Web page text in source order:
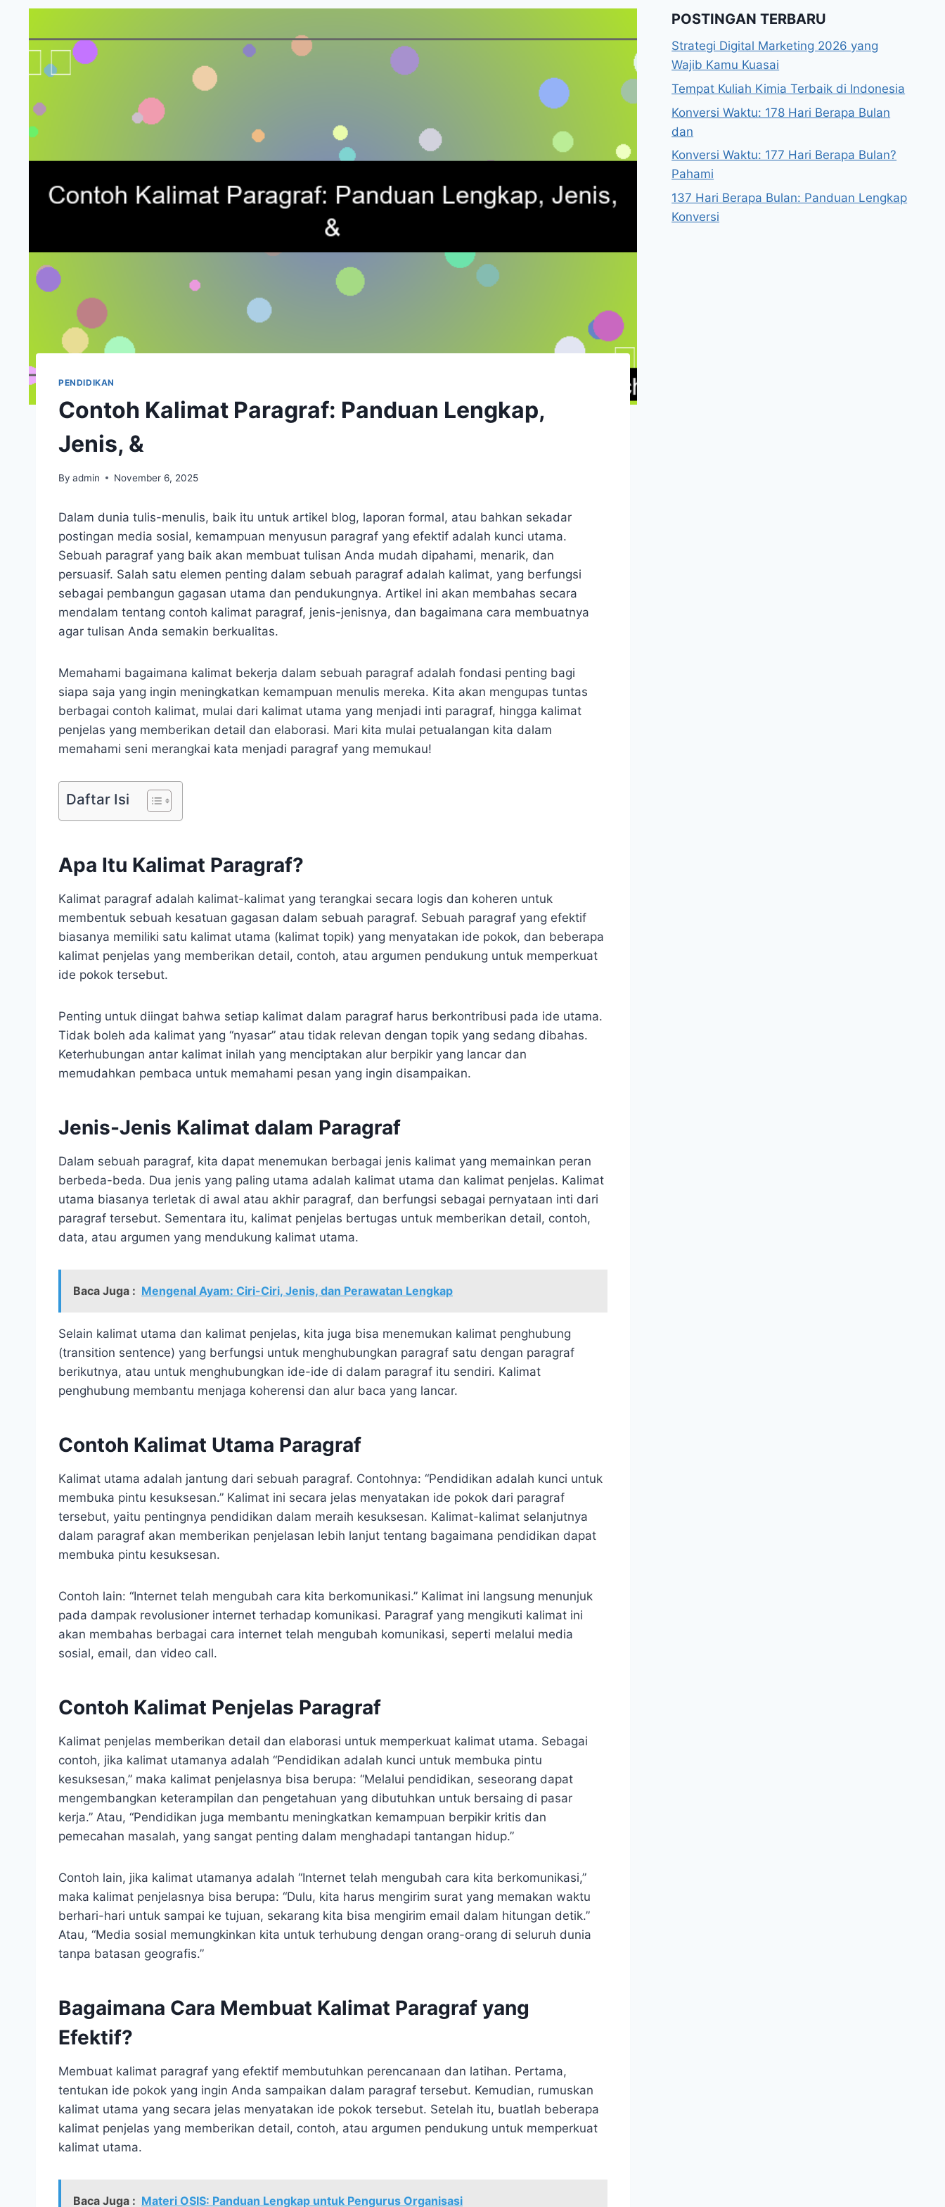
PENDIDIKAN
Contoh Kalimat Paragraf: Panduan Lengkap,
Jenis, &
By admin November 6, 2025
Dalam dunia tulis-menulis, baik itu untuk artikel blog, laporan formal, atau bahkan sekadar
postingan media sosial, kemampuan menyusun paragraf yang efektif adalah kunci utama.
Sebuah paragraf yang baik akan membuat tulisan Anda mudah dipahami, menarik, dan
persuasif. Salah satu elemen penting dalam sebuah paragraf adalah kalimat, yang berfungsi
sebagai pembangun gagasan utama dan pendukungnya. Artikel ini akan membahas secara
mendalam tentang contoh kalimat paragraf, jenis-jenisnya, dan bagaimana cara membuatnya
agar tulisan Anda semakin berkualitas.
Memahami bagaimana kalimat bekerja dalam sebuah paragraf adalah fondasi penting bagi
siapa saja yang ingin meningkatkan kemampuan menulis mereka. Kita akan mengupas tuntas
berbagai contoh kalimat, mulai dari kalimat utama yang menjadi inti paragraf, hingga kalimat
penjelas yang memberikan detail dan elaborasi. Mari kita mulai petualangan kita dalam
memahami seni merangkai kata menjadi paragraf yang memukau!
Daftar Isi
Apa Itu Kalimat Paragraf?
Kalimat paragraf adalah kalimat-kalimat yang terangkai secara logis dan koheren untuk
membentuk sebuah kesatuan gagasan dalam sebuah paragraf. Sebuah paragraf yang efektif
biasanya memiliki satu kalimat utama (kalimat topik) yang menyatakan ide pokok, dan beberapa
kalimat penjelas yang memberikan detail, contoh, atau argumen pendukung untuk memperkuat
ide pokok tersebut.
Penting untuk diingat bahwa setiap kalimat dalam paragraf harus berkontribusi pada ide utama.
Tidak boleh ada kalimat yang “nyasar” atau tidak relevan dengan topik yang sedang dibahas.
Keterhubungan antar kalimat inilah yang menciptakan alur berpikir yang lancar dan
memudahkan pembaca untuk memahami pesan yang ingin disampaikan.
Jenis-Jenis Kalimat dalam Paragraf
Dalam sebuah paragraf, kita dapat menemukan berbagai jenis kalimat yang memainkan peran
berbeda-beda. Dua jenis yang paling utama adalah kalimat utama dan kalimat penjelas. Kalimat
utama biasanya terletak di awal atau akhir paragraf, dan berfungsi sebagai pernyataan inti dari
paragraf tersebut. Sementara itu, kalimat penjelas bertugas untuk memberikan detail, contoh,
data, atau argumen yang mendukung kalimat utama.
Baca Juga : Mengenal Ayam: Ciri-Ciri, Jenis, dan Perawatan Lengkap
Selain kalimat utama dan kalimat penjelas, kita juga bisa menemukan kalimat penghubung
(transition sentence) yang berfungsi untuk menghubungkan paragraf satu dengan paragraf
berikutnya, atau untuk menghubungkan ide-ide di dalam paragraf itu sendiri. Kalimat
penghubung membantu menjaga koherensi dan alur baca yang lancar.
Contoh Kalimat Utama Paragraf
Kalimat utama adalah jantung dari sebuah paragraf. Contohnya: “Pendidikan adalah kunci untuk
membuka pintu kesuksesan.” Kalimat ini secara jelas menyatakan ide pokok dari paragraf
tersebut, yaitu pentingnya pendidikan dalam meraih kesuksesan. Kalimat-kalimat selanjutnya
dalam paragraf akan memberikan penjelasan lebih lanjut tentang bagaimana pendidikan dapat
membuka pintu kesuksesan.
Contoh lain: “Internet telah mengubah cara kita berkomunikasi.” Kalimat ini langsung menunjuk
pada dampak revolusioner internet terhadap komunikasi. Paragraf yang mengikuti kalimat ini
akan membahas berbagai cara internet telah mengubah komunikasi, seperti melalui media
sosial, email, dan video call.
Contoh Kalimat Penjelas Paragraf
Kalimat penjelas memberikan detail dan elaborasi untuk memperkuat kalimat utama. Sebagai
contoh, jika kalimat utamanya adalah “Pendidikan adalah kunci untuk membuka pintu
kesuksesan,” maka kalimat penjelasnya bisa berupa: “Melalui pendidikan, seseorang dapat
mengembangkan keterampilan dan pengetahuan yang dibutuhkan untuk bersaing di pasar
kerja.” Atau, “Pendidikan juga membantu meningkatkan kemampuan berpikir kritis dan
pemecahan masalah, yang sangat penting dalam menghadapi tantangan hidup.”
Contoh lain, jika kalimat utamanya adalah “Internet telah mengubah cara kita berkomunikasi,”
maka kalimat penjelasnya bisa berupa: “Dulu, kita harus mengirim surat yang memakan waktu
berhari-hari untuk sampai ke tujuan, sekarang kita bisa mengirim email dalam hitungan detik.”
Atau, “Media sosial memungkinkan kita untuk terhubung dengan orang-orang di seluruh dunia
tanpa batasan geografis.”
Bagaimana Cara Membuat Kalimat Paragraf yang
Efektif?
Membuat kalimat paragraf yang efektif membutuhkan perencanaan dan latihan. Pertama,
tentukan ide pokok yang ingin Anda sampaikan dalam paragraf tersebut. Kemudian, rumuskan
kalimat utama yang secara jelas menyatakan ide pokok tersebut. Setelah itu, buatlah beberapa
kalimat penjelas yang memberikan detail, contoh, atau argumen pendukung untuk memperkuat
kalimat utama.
Baca Juga : Materi OSIS: Panduan Lengkap untuk Pengurus Organisasi
POSTINGAN TERBARU
Strategi Digital Marketing 2026 yang
Wajib Kamu Kuasai
Tempat Kuliah Kimia Terbaik di Indonesia
Konversi Waktu: 178 Hari Berapa Bulan
dan
Konversi Waktu: 177 Hari Berapa Bulan?
Pahami
137 Hari Berapa Bulan: Panduan Lengkap
Konversi